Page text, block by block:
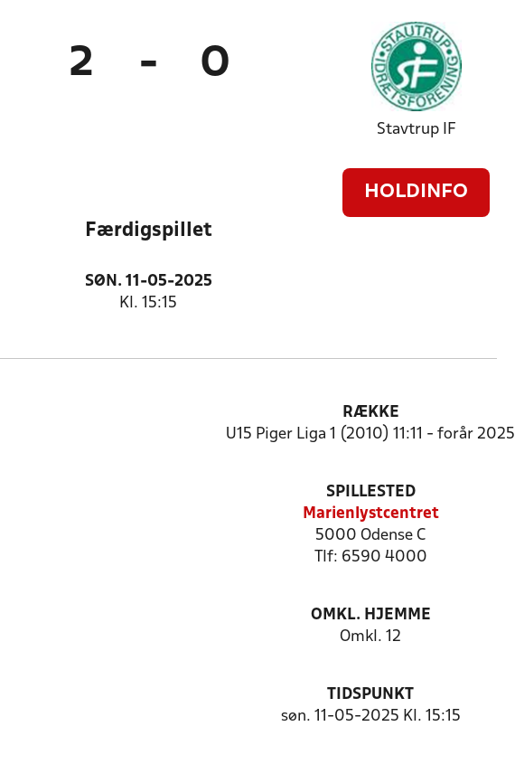
2 - 0
Stavtrup IF
HOLDINFO
Færdigspillet
SØN. 11-05-2025
Kl. 15:15
RÆKKE
U15 Piger Liga 1 (2010) 11:11 - forår 2025
SPILLESTED
Marienlystcentret
5000 Odense C
Tlf: 6590 4000
OMKL. HJEMME
Omkl. 12
TIDSPUNKT
søn. 11-05-2025 Kl. 15:15